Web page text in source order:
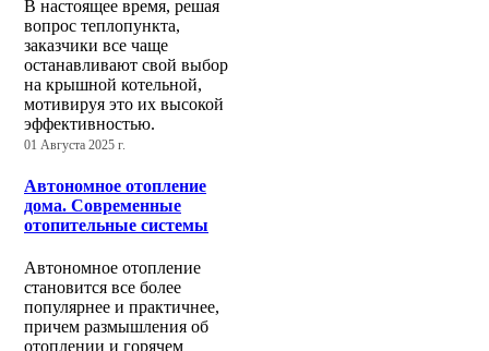
В настоящее время, решая
вопрос теплопункта,
заказчики все чаще
останавливают свой выбор
на крышной котельной,
мотивируя это их высокой
эффективностью.
01 Августа 2025 г.
Автономное отопление
дома. Современные
отопительные системы
Автономное отопление
становится все более
популярнее и практичнее,
причем размышления об
отоплении и горячем